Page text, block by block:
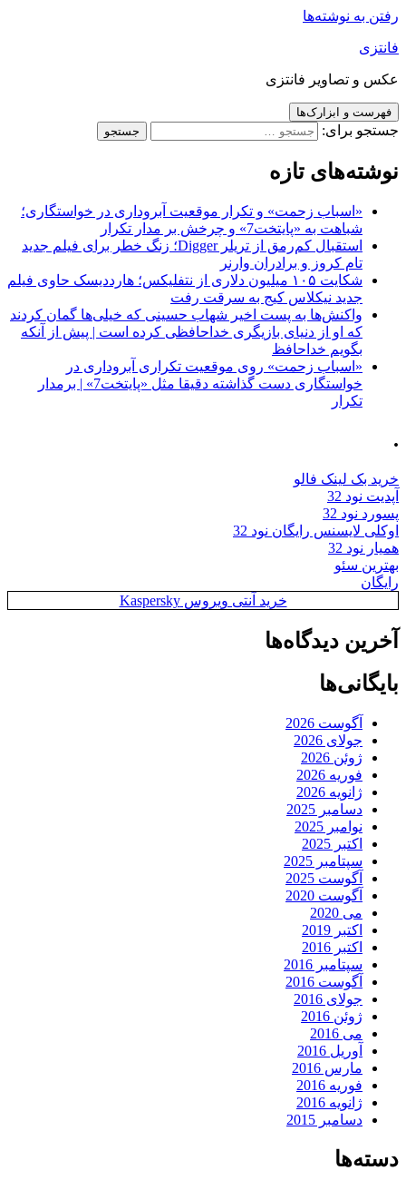
رفتن به نوشته‌ها
فانتزی
عکس و تصاویر فانتزی
فهرست و ابزارک‌ها
جستجو برای:
نوشته‌های تازه
«اسباب زحمت» و تکرار موقعیت آبروداری در خواستگاری؛
شباهت به «پایتخت7» و چرخش بر مدار تکرار
استقبال کم‌رمق از تریلر Digger؛ زنگ خطر برای فیلم جدید
تام کروز و برادران وارنر
شکایت ۱۰۵ میلیون دلاری از نتفلیکس؛ هارددیسک حاوی فیلم
جدید نیکلاس کیج به سرقت رفت
واکنش‌ها به پست اخیر شهاب حسینی که خیلی‌ها گمان کردند
که او از دنیای بازیگری خداحافظی کرده است | پیش از آنکه
بگویم خداحافظ
«اسباب زحمت» روی موقعیت تکراری آبروداری در
خواستگاری دست گذاشته دقیقا مثل «پایتخت7» | برمدار
تکرار
.
خرید بک لینک فالو
آپدیت نود 32
پسورد نود 32
اوکلی لایسنس رایگان نود 32
همیار نود 32
بهترین سئو
رایگان
خرید آنتی ویروس Kaspersky
آخرین دیدگاه‌ها
بایگانی‌ها
آگوست 2026
جولای 2026
ژوئن 2026
فوریه 2026
ژانویه 2026
دسامبر 2025
نوامبر 2025
اکتبر 2025
سپتامبر 2025
آگوست 2025
آگوست 2020
می 2020
اکتبر 2019
اکتبر 2016
سپتامبر 2016
آگوست 2016
جولای 2016
ژوئن 2016
می 2016
آوریل 2016
مارس 2016
فوریه 2016
ژانویه 2016
دسامبر 2015
دسته‌ها